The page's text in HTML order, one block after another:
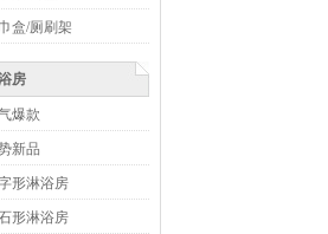
盒/厕刷架
房
爆款
新品
形淋浴房
形淋浴房